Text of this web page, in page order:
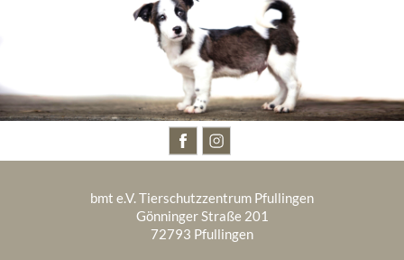
bmt e.V. Tierschutzzentrum Pfullingen
Gönninger Straße 201
72793 Pfullingen